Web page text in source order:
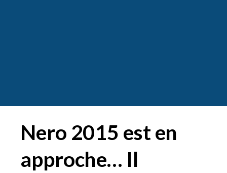
Nero 2015 est en
approche… Il